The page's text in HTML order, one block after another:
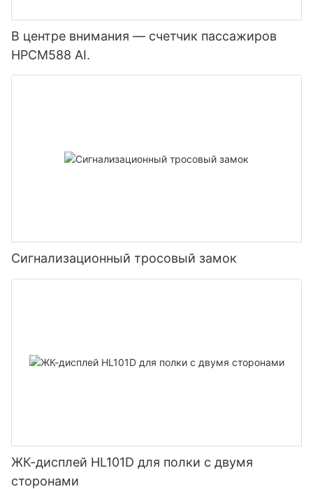
В центре внимания — счетчик пассажиров
HPCM588 AI.
Сигнализационный тросовый замок
ЖК-дисплей HL101D для полки с двумя
сторонами